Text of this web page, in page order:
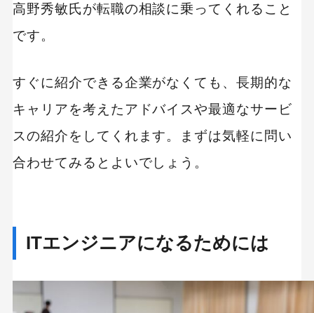
高野秀敏氏が転職の相談に乗ってくれること
です。
すぐに紹介できる企業がなくても、長期的な
キャリアを考えたアドバイスや最適なサービ
スの紹介をしてくれます。まずは気軽に問い
合わせてみるとよいでしょう。
ITエンジニアになるためには